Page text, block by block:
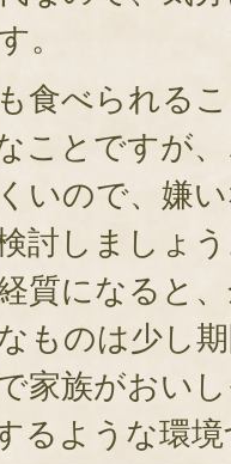
。
食べられる
ことですが
いので、嫌
討しましょ
質になると
ものは少し
家族がおい
るような環